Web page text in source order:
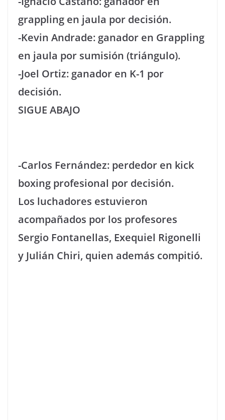
grappling en jaula por decisión.
-Kevin Andrade: ganador en Grappling
en jaula por sumisión (triángulo).
-Joel Ortiz: ganador en K-1 por
decisión.
SIGUE ABAJO
-Carlos Fernández: perdedor en kick
boxing profesional por decisión.
Los luchadores estuvieron
acompañados por los profesores
Sergio Fontanellas, Exequiel Rigonelli
y Julián Chiri, quien además compitió.